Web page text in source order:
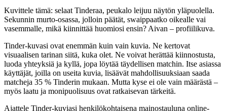
Kuvittele tämä: selaat Tinderaa, peukalo leijuu näytön yläpuolella.
Sekunnin murto-osassa, jolloin päätät, swaippaatko oikealle vai
vasemmalle, mikä kiinnittää huomiosi ensin? Aivan – profiilikuva.
Tinder-kuvasi ovat enemmän kuin vain kuvia. Ne kertovat
visuaalisen tarinan siitä, kuka olet. Ne voivat herättää kiinnostusta,
luoda yhteyksiä ja kyllä, jopa löytää täydellisen matchin. Itse asiassa
käyttäjät, joilla on useita kuvia, lisäävät mahdollisuuksiaan saada
matcheja 35 % Tinderin mukaan. Mutta kyse ei ole vain määrästä –
myös laatu ja monipuolisuus ovat ratkaisevan tärkeitä.
Ajattele Tinder-kuviasi henkilökohtaisena mainostauluna online-